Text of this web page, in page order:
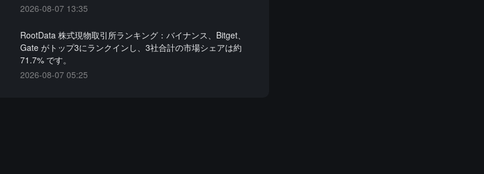
2026-08-07 13:35
RootData 株式現物取引所ランキング：バイナンス、Bitget、
Gate がトップ3にランクインし、3社合計の市場シェアは約
71.7% です。
2026-08-07 05:25